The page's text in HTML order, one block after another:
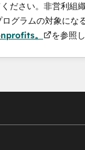
ださい。非営利組
グラムの対象にな
。
を参照